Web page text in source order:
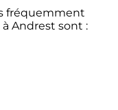
fréquemment
Andrest sont :